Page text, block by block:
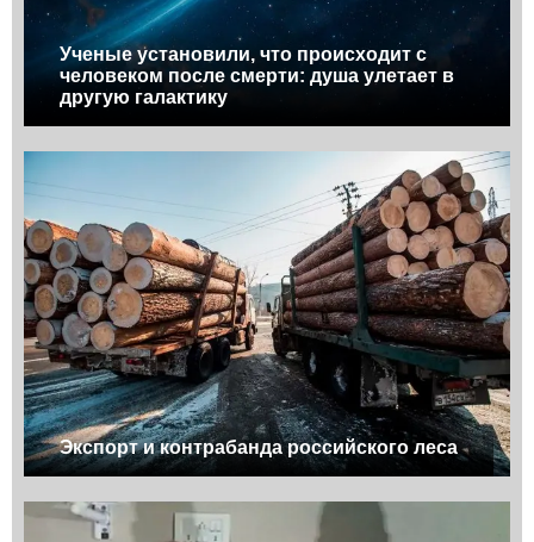
Ученые установили, что происходит с
человеком после смерти: душа улетает в
другую галактику
Экспорт и контрабанда российского леса